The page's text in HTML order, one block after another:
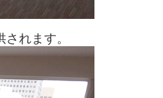
れます。